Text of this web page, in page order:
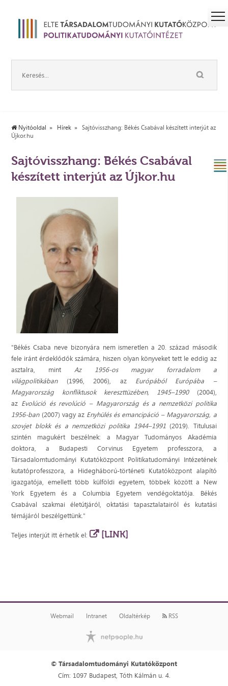
Nyitóoldal Hírek
Sajtóvisszhang: Békés Csabával készített interjút az
Újkor.hu
Sajtóvisszhang: Békés Csabával
készített interjút az Újkor.hu
"Békés Csaba neve bizonyára nem ismeretlen a 20. század második
fele iránt érdeklődők számára, hiszen olyan könyveket tett le eddig az
asztalra, mint Az 1956-os magyar forradalom a
világpolitikában(1996, 2006), az Európából Európába –
Magyarország konfliktusok kereszttüzében, 1945–1990(2004),
az Evolúció és revolúció – Magyarország és a nemzetközi politika
1956-ban(2007) vagy az Enyhülés és emancipáció – Magyarország, a
szovjet blokk és a nemzetközi politika 1944–1991(2019). Titulusai
szintén magukért beszélnek: a Magyar Tudományos Akadémia
doktora, a Budapesti Corvinus Egyetem professzora, a
Társadalomtudományi Kutatóközpont Politikatudományi Intézetének
kutatóprofesszora, a Hidegháború-történeti Kutatóközpont alapító
igazgatója, emellett több külföldi egyetem, többek között a New
York Egyetem és a Columbia Egyetem vendégoktatója. Békés
Csabával szakmai életútjáról, oktatási tapasztalatairól és kutatási
témájáról beszélgettünk."
Teljes interjút itt érhetik el: [LINK]
Webmail Intranet Oldaltérkép RSS
© Társadalomtudományi Kutatóközpont
Cím: 1097 Budapest, Tóth Kálmán u. 4.